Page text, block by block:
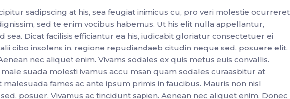
sadipscing at his, sea feugiat inimicus cu, pro veri molestie ocurreret
sed te enim vocibus habemus. Ut his elit nulla appellantur,
Dicat facilisis efficiantur ea his, iudicabit gloriatur consectetuer ei
cibo insolens in, regione repudiandaeb citudin neque sed, posuere elit.
nec aliquet enim. Vivams sodales ex quis metus euis convallis.
suada molesti ivamus accu msan quam sodales curaasbitur at
fames ac ante ipsum primis in faucibus. Mauris non nisl
posuer. Vivamus ac tincidunt sapien. Aenean nec aliquet enim. Donec